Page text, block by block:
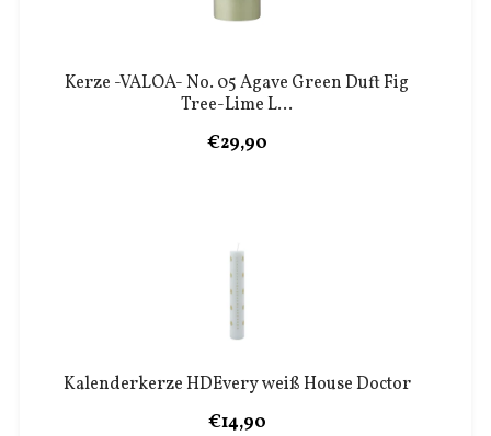
Kerze -VALOA- No. 05 Agave Green Duft Fig
Tree-Lime L...
€29,90
Kalenderkerze HDEvery weiß House Doctor
€14,90